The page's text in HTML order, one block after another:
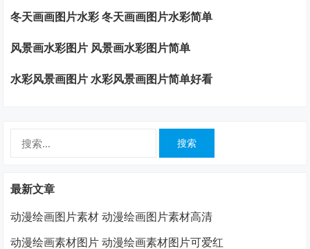
冬天画画图片水彩 冬天画画图片水彩简单
风景画水彩图片 风景画水彩图片简单
水彩风景画图片 水彩风景画图片简单好看
最新文章
动漫绘画图片素材 动漫绘画图片素材高清
动漫绘画素材图片 动漫绘画素材图片可爱红